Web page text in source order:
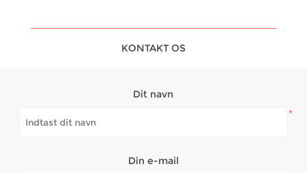
KONTAKT OS
Dit navn
*
Din e-mail